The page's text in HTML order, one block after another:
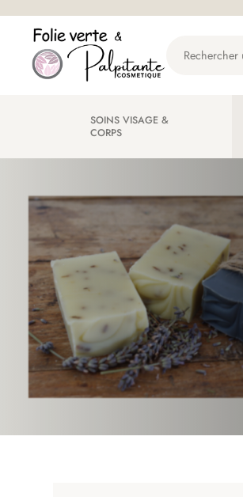
contenu
SOINS VISAGE &
CORPS